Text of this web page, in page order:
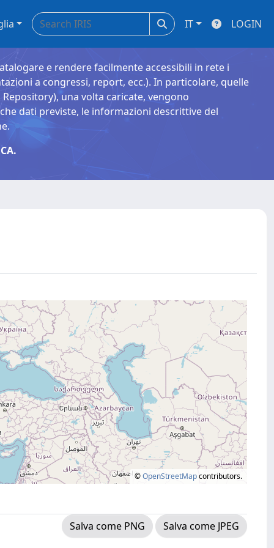
IT LOGIN
e rendere facilmente accessibili in rete i
a congressi, report, ecc.). In particolare, quelle
una volta caricate, vengono
dati previste, le informazioni descrittive del
©OpenStreetMapcontributors.
Salva come PNG
Salva come JPEG